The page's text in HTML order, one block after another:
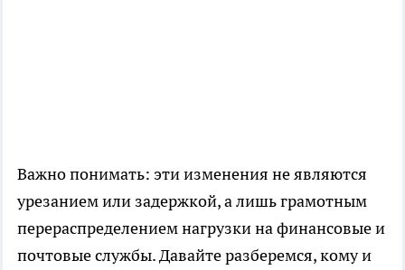
Важно понимать: эти изменения не являются
урезанием или задержкой, а лишь грамотным
перераспределением нагрузки на финансовые и
почтовые службы. Давайте разберемся, кому и